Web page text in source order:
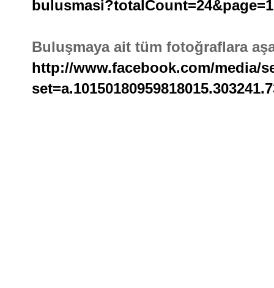
bulusmasi?totalCount=24&page=1
Buluşmaya ait tüm fotoğraflara
http://www.facebook.com/media/